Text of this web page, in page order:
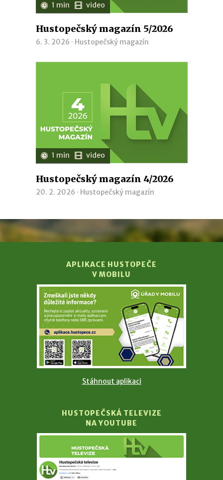
1 min video
Hustopečský magazín 5/2026
6. 3. 2026 · Hustopečský magazín
1 min video
Hustopečský magazín 4/2026
20. 2. 2026 · Hustopečský magazín
APLIKACE HUSTOPEČE
V MOBILU
Stáhnout aplikaci
HUSTOPEČSKÁ TELEVIZE
NA YOUTUBE